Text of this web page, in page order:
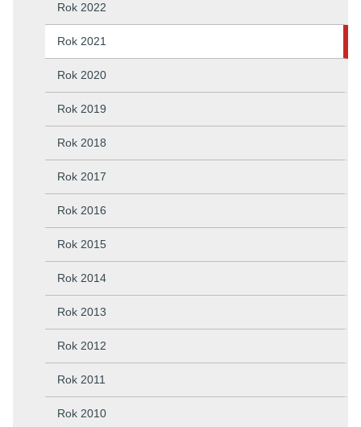
Rok 2022
Rok 2021
Rok 2020
Rok 2019
Rok 2018
Rok 2017
Rok 2016
Rok 2015
Rok 2014
Rok 2013
Rok 2012
Rok 2011
Rok 2010